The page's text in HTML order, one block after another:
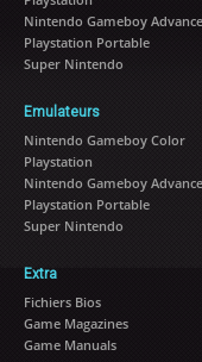
Nintendo Gameboy Advance
Playstation Portable
Super Nintendo
Emulateurs
Nintendo Gameboy Color
Playstation
Nintendo Gameboy Advance
Playstation Portable
Super Nintendo
Extra
Fichiers Bios
Game Magazines
Game Manuals